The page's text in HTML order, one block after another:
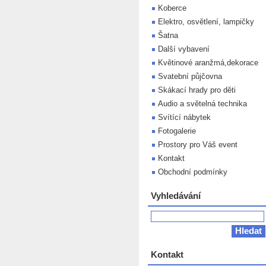
Koberce
Elektro, osvětlení, lampičky
Šatna
Další vybavení
Květinové aranžmá,dekorace
Svatební půjčovna
Skákací hrady pro děti
Audio a světelná technika
Svítící nábytek
Fotogalerie
Prostory pro Váš event
Kontakt
Obchodní podmínky
Vyhledávání
Kontakt